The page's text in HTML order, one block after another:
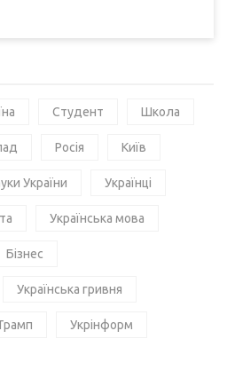
Студент Школа
Росія Київ
України Українці
Українська мова
Бізнес
Українська гривня
Укрінформ